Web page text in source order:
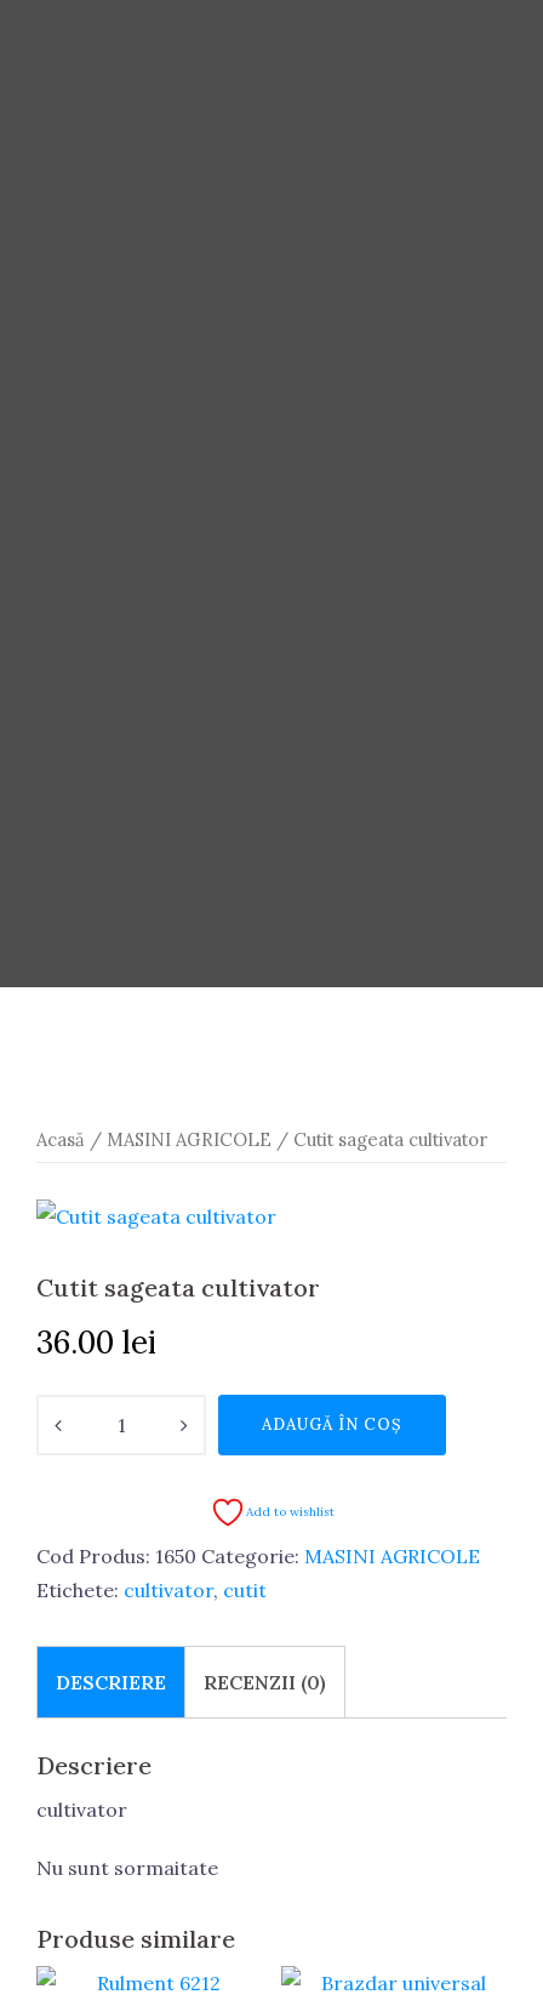
Acasă / MASINI AGRICOLE / Cutit sageata cultivator
Cutit sageata cultivator
36.00 lei
ADAUGĂ ÎN COȘ
Add to wishlist
Cod Produs: 1650 Categorie: MASINI AGRICOLE
Etichete: cultivator, cutit
DESCRIERE RECENZII (0)
Descriere
cultivator
Nu sunt sormaitate
Produse similare